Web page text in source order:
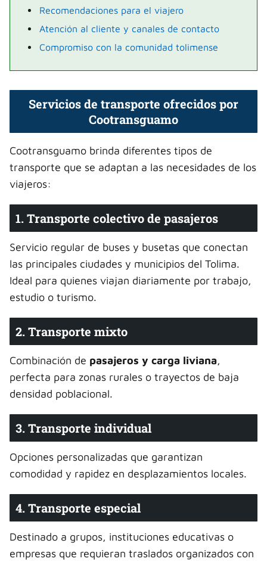
Recomendaciones para el viajero
Atención al cliente y canales de contacto
Compromiso con la comunidad tolimense
Servicios de transporte ofrecidos por
Cootransguamo
Cootransguamo brinda diferentes tipos de
transporte que se adaptan a las necesidades de los
viajeros:
1. Transporte colectivo de pasajeros
Servicio regular de buses y busetas que conectan
las principales ciudades y municipios del Tolima.
Ideal para quienes viajan diariamente por trabajo,
estudio o turismo.
2. Transporte mixto
Combinación de pasajeros y carga liviana,
perfecta para zonas rurales o trayectos de baja
densidad poblacional.
3. Transporte individual
Opciones personalizadas que garantizan
comodidad y rapidez en desplazamientos locales.
4. Transporte especial
Destinado a grupos, instituciones educativas o
empresas que requieran traslados organizados con